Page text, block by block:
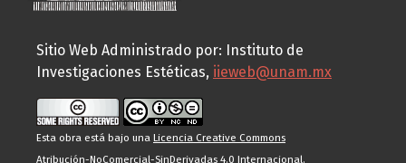
Sitio Web Administrado por: Instituto de
Investigaciones Estéticas, iieweb@unam.mx
Esta obra está bajo una Licencia Creative Commons
Atribución-NoComercial-SinDerivadas 4.0 Internacional.